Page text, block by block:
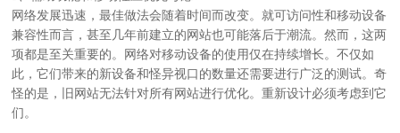
网络发展迅速，最佳做法会随着时间而改变。就可访问性和移动设备
兼容性而言，甚至几年前建立的网站也可能落后于潮流。然而，这两
项都是至关重要的。网络对移动设备的使用仅在持续增长。不仅如
此，它们带来的新设备和怪异视口的数量还需要进行广泛的测试。奇
怪的是，旧网站无法针对所有网站进行优化。重新设计必须考虑到它
们。